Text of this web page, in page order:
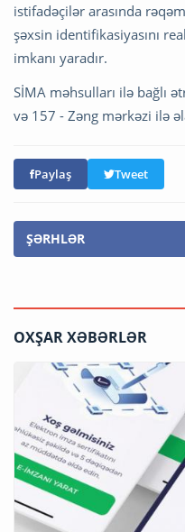
istifadəçilər arasında
şəxsin identifikasiyasını
imkanı yaradır.
SİMA məhsulları ilə bağlı
və 157 - Zəng mərkəzi ilə
Paylaş Tweet
ŞƏRHLƏR
OXŞAR XƏBƏRLƏR